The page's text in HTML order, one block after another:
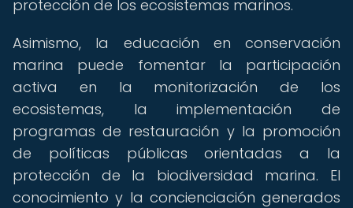
protección de los ecosistemas marinos.
Asimismo, la educación en conservación
marina puede fomentar la participación
activa en la monitorización de los
ecosistemas, la implementación de
programas de restauración y la promoción
de políticas públicas orientadas a la
protección de la biodiversidad marina. El
conocimiento y la concienciación generados